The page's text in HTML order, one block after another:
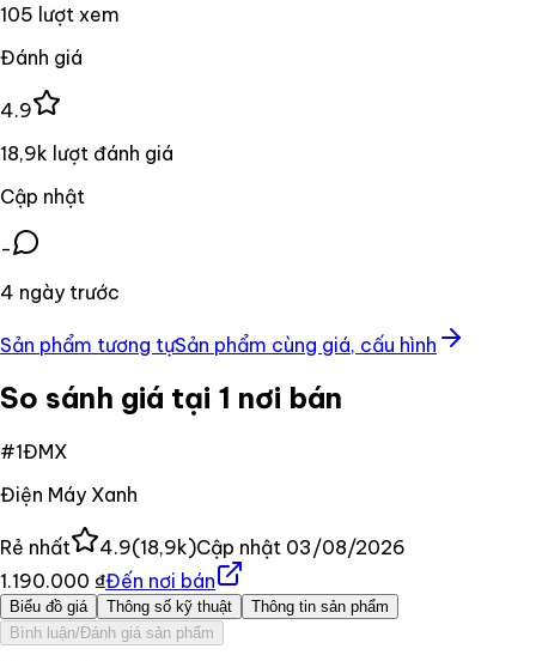
105 lượt xem
Đánh giá
4.9
18,9k lượt đánh giá
Cập nhật
-
4 ngày trước
Sản phẩm tương tựSản phẩm cùng giá, cấu hình
So sánh giá tại 1 nơi bán
#1ĐMX
Điện Máy Xanh
Rẻ nhất 4.9(18,9k)Cập nhật 03/08/2026
1.190.000 ₫Đến nơi bán
Biểu đồ giá Thông số kỹ thuật
Thông tin sản phẩm
Bình luận/Đánh giá sản phẩm